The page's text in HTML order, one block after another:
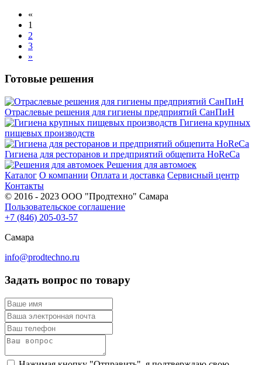
«
1
2
3
»
Готовые решения
Отраслевые решения для гигиены предприятий СанПиН
Гигиена крупных
пищевых производств
Гигиена для ресторанов и предприятий общепита HoReCa
Решения для автомоек
Каталог О компании Оплата и доставка Сервисный центр
Контакты
© 2016 - 2023 ООО "Продтехно" Самара
Пользовательское соглашение
+7 (846) 205-03-57
Самара
info@prodtechno.ru
Задать вопрос по товару